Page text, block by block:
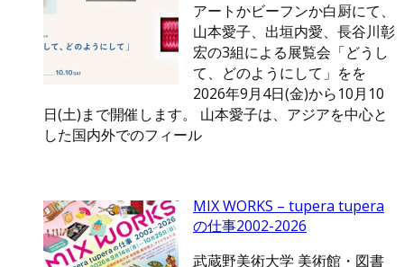
アートかビーフンか白厨にて、
山本愛子、出垣内愛、長谷川彰
宏の3組による展覧会「どうし
て、どのようにして」をを
2026年9月4日(金)から10月10
日(土)まで開催します。 山本愛子は、アジアを中心と
した国内外でのフィール
MIX WORKS – tupera tupera
の仕事2002-2026
武蔵野美術大学 美術館・図書